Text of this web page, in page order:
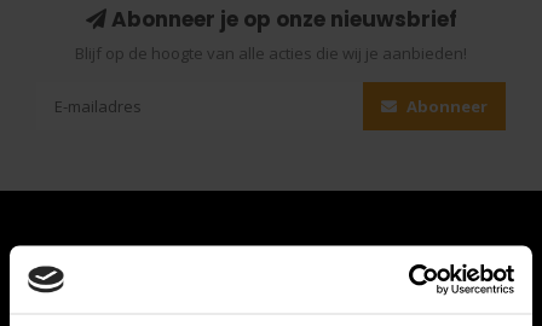
Abonneer je op onze nieuwsbrief
Blijf op de hoogte van alle acties die wij je aanbieden!
Abonneer